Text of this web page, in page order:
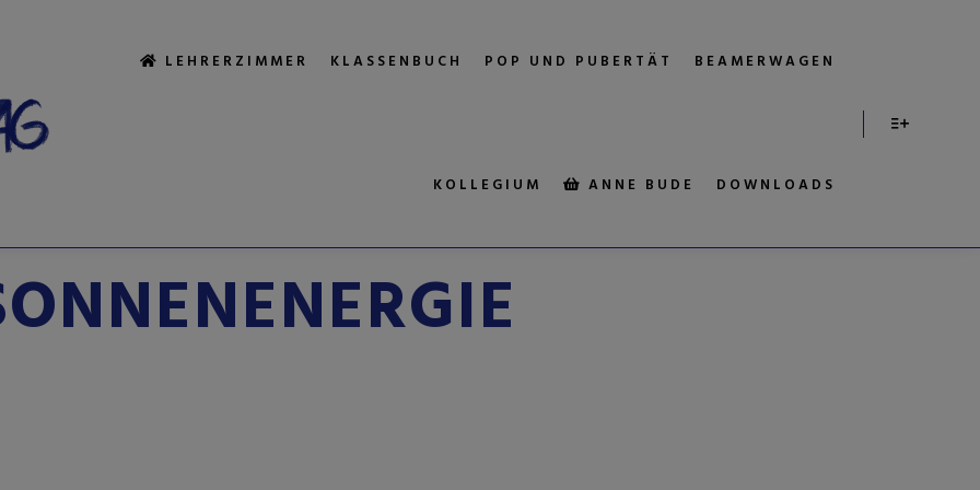
LEHRERZIMMER KLASSENBUCH POP UND PUBERTÄT BEAMERWAGEN
KOLLEGIUM ANNE BUDE DOWNLOADS